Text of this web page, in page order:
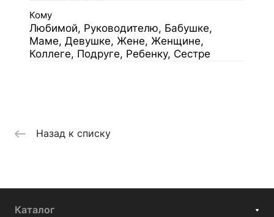
Кому
Любимой, Руководителю, Бабушке,
Маме, Девушке, Жене, Женщине,
Коллеге, Подруге, Ребенку, Сестре
Назад к списку
Каталог